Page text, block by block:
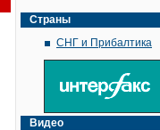
Страны
СНГ и Прибалтика
Видео